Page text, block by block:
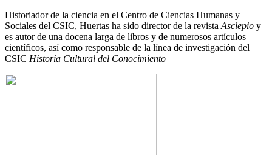
Historiador de la ciencia en el Centro de Ciencias Humanas y
Sociales del CSIC, Huertas ha sido director de la revista Asclepio y
es autor de una docena larga de libros y de numerosos artículos
científicos, así como responsable de la línea de investigación del
CSIC Historia Cultural del Conocimiento